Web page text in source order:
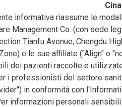
Cina
informativa riassume le
Management Co. (con sede
Tianfu Avenue, Chengdu
e le sue affiliate ("Align" o
dei pazienti raccolte e
i professionisti del settore
in conformità con
informazioni personali